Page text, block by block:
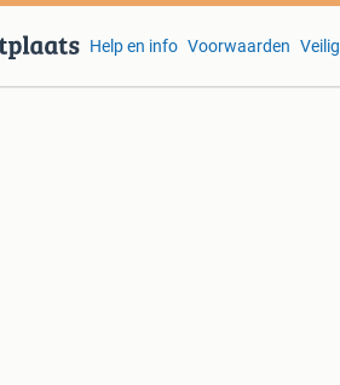
Help en info Voorwaarden